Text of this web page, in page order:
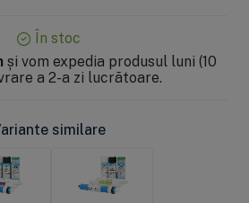
În stoc
și vom expedia produsul luni (10
a 2-a zi lucrătoare.
similare